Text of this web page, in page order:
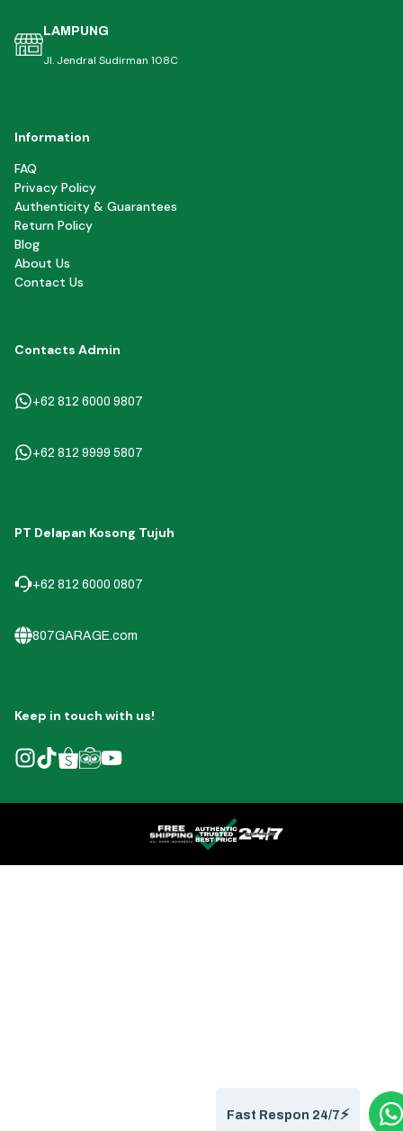
LAMPUNG
Jl. Jendral Sudirman 108C
Information
FAQ
Privacy Policy
Authenticity & Guarantees
Return Policy
Blog
About Us
Contact Us
Contacts Admin
+62 812 6000 9807
+62 812 9999 5807
PT Delapan Kosong Tujuh
+62 812 6000 0807
807GARAGE.com
Keep in touch with us!
Fast Respon 24/7⚡️